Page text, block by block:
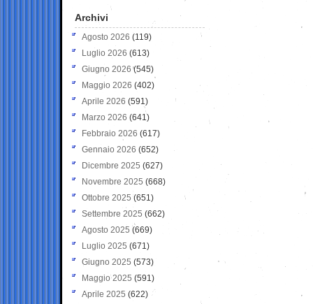
Archivi
Agosto 2026 (119)
Luglio 2026 (613)
Giugno 2026 (545)
Maggio 2026 (402)
Aprile 2026 (591)
Marzo 2026 (641)
Febbraio 2026 (617)
Gennaio 2026 (652)
Dicembre 2025 (627)
Novembre 2025 (668)
Ottobre 2025 (651)
Settembre 2025 (662)
Agosto 2025 (669)
Luglio 2025 (671)
Giugno 2025 (573)
Maggio 2025 (591)
Aprile 2025 (622)